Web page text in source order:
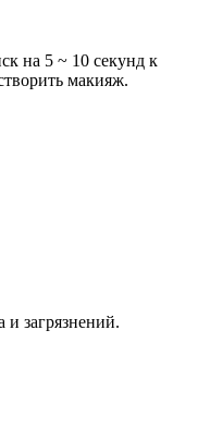
на 5 ~ 10 секунд к
макияж.
и загрязнений.